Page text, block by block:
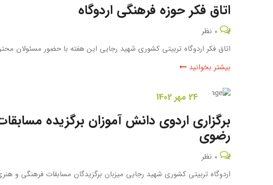
اتاق فکر حوزه فرهنگی اردوگاه
0 نظر
اتاق فکر اردوگاه تربیتی کشوری شهید رجایی این هفته با حضور مسئولان
بیشتر بخوانید
24 مهر 1402
برگزاری اردوی دانش آموزان برگزیده
رضوی
0 نظر
اردوگاه تربیتی کشوری شهید رجایی میزبان برگزیدگان مسابقات فرهنگی و